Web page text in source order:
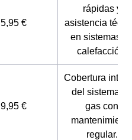
5,95 €
rápidas y
asistencia
en sistemas
calefacción.
9,95 €
Cobertura
del sistema de
gas con
regular.